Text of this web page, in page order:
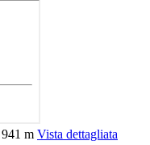
941 m Vista dettagliata